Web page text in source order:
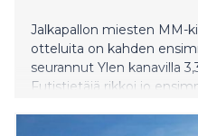
Jalkapallon miesten MM-
otteluita on kahden
seurannut Ylen kanavilla
Futistietäjä rikkoi jo